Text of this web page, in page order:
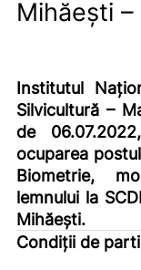
Mihăești –
Institutul
Silvicultură –
de
ocuparea
Biometrie,
lemnului la
Mihăești.
Condiţii de